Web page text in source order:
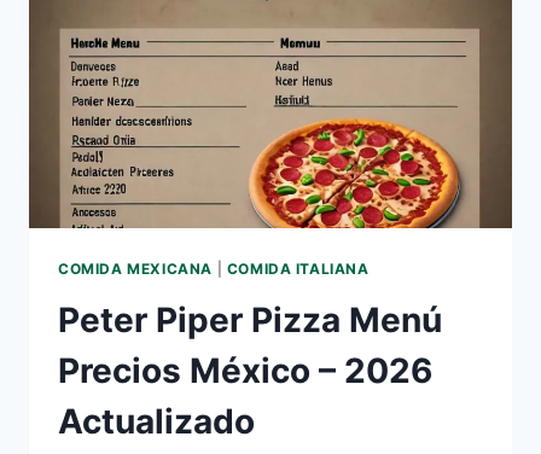
COMIDA MEXICANA COMIDA ITALIANA
Peter Piper Pizza Menú
Precios México – 2026
Actualizado